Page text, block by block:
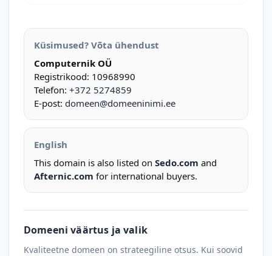
Küsimused? Võta ühendust
Computernik OÜ
Registrikood: 10968990
Telefon: +372 5274859
E-post: domeen@domeeninimi.ee
English
This domain is also listed on Sedo.com and
Afternic.com for international buyers.
Domeeni väärtus ja valik
Kvaliteetne domeen on strateegiline otsus. Kui soovid